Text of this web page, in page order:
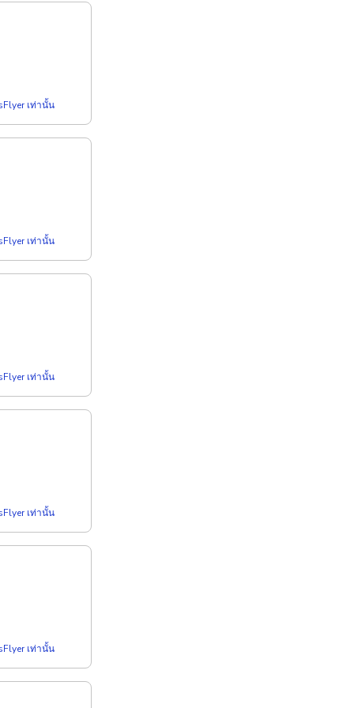
เท่านั้น
เท่านั้น
เท่านั้น
เท่านั้น
เท่านั้น